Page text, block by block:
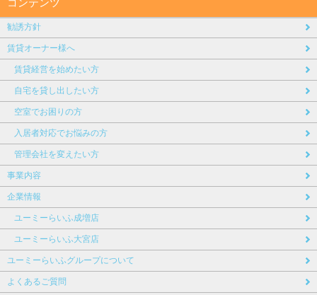
コンテンツ
勧誘方針
賃貸オーナー様へ
賃貸経営を始めたい方
自宅を貸し出したい方
空室でお困りの方
入居者対応でお悩みの方
管理会社を変えたい方
事業内容
企業情報
ユーミーらいふ成増店
ユーミーらいふ大宮店
ユーミーらいふグループについて
よくあるご質問